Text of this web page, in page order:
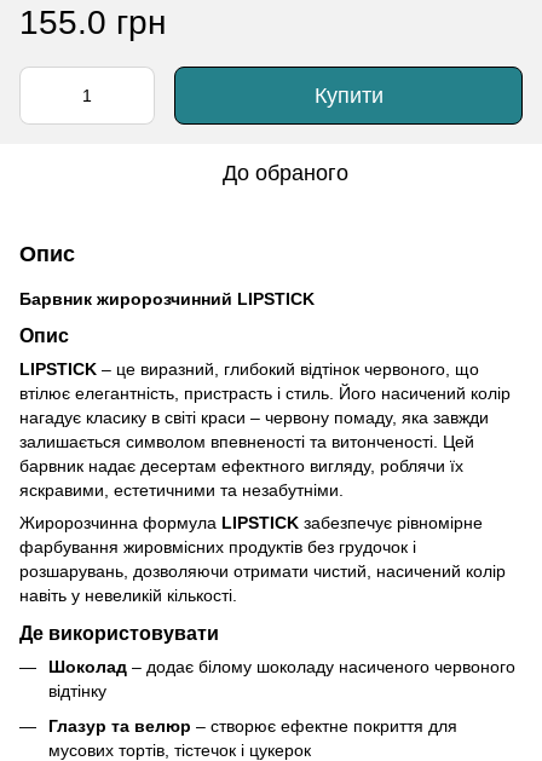
155.0 грн
Купити
До обраного
Опис
Барвник жиророзчинний LIPSTICK
Опис
LIPSTICK – це виразний, глибокий відтінок червоного, що
втілює елегантність, пристрасть і стиль. Його насичений колір
нагадує класику в світі краси – червону помаду, яка завжди
залишається символом впевненості та витонченості. Цей
барвник надає десертам ефектного вигляду, роблячи їх
яскравими, естетичними та незабутніми.
Жиророзчинна формула LIPSTICK забезпечує рівномірне
фарбування жировмісних продуктів без грудочок і
розшарувань, дозволяючи отримати чистий, насичений колір
навіть у невеликій кількості.
Де використовувати
Шоколад – додає білому шоколаду насиченого червоного
відтінку
Глазур та велюр – створює ефектне покриття для
мусових тортів, тістечок і цукерок